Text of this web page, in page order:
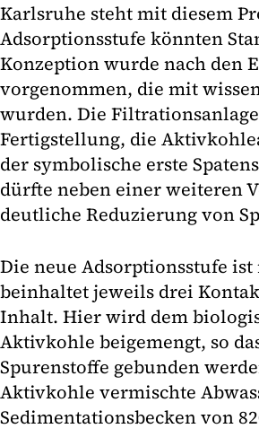
Karlsruhe steht mit diesem
Adsorptionsstufe könnten
Konzeption wurde nach den
vorgenommen, die mit
wurden. Die
Fertigstellung, die
der symbolische erste
dürfte neben einer weiteren
deutliche Reduzierung von
Die neue Adsorptionsstufe
beinhaltet jeweils drei
Inhalt. Hier wird dem
Aktivkohle beigemengt, so
Spurenstoffe gebunden
Aktivkohle vermischte
Sedimentationsbecken von